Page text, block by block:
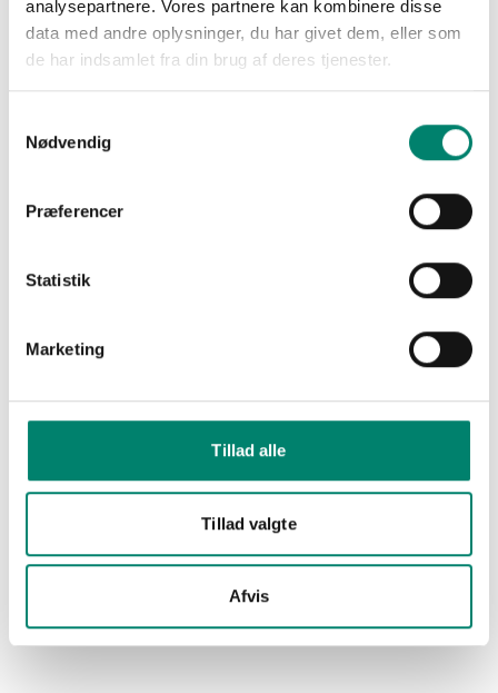
analysepartnere. Vores partnere kan kombinere disse
data med andre oplysninger, du har givet dem, eller som
de har indsamlet fra din brug af deres tjenester.
Nødvendig
Præferencer
Statistik
Marketing
Tillad alle
Tillad valgte
Afvis
Pesticidstrategi 2027-2031 skal forhandles i
efteråret
20. jul. 2026Politik og Pesticidstrategi Lukkede påfyldningssystemer
lukkede fyldesystemer med reduktion i afgiften og
afvikling af sagspuklen hos Miljøstyrelsen er blandt de
Strømlining på fødevareområdet baner vej for
Beslutninger vedrørende EU-forslaget om simplificering
Pesticidbelastningen er faldet 11 %
Den miljø- og sundhedsmæssige belastning fra de
pesticider, der blev solgt i 2024, er faldet for andet år i
træk. Det fremgår af Miljøstyrelsens
offentliggjort.